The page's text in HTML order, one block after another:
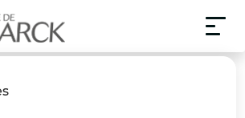
à la
Consulter
le plan
field
Menu
Hélène